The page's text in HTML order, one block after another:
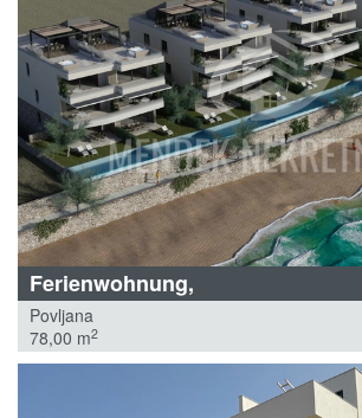
Ferienwohnung,
Povljana
78,00 m2